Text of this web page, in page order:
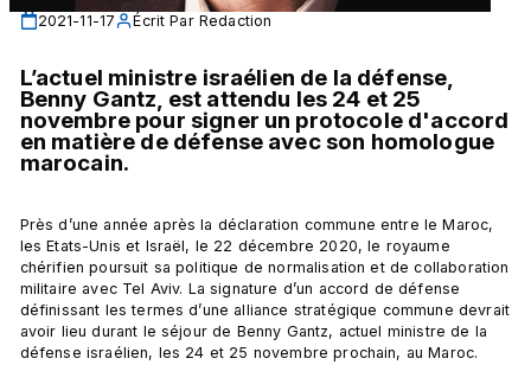
2021-11-17 Écrit Par Redaction
L’actuel ministre israélien de la défense,
Benny Gantz, est attendu les 24 et 25
novembre pour signer un protocole d'accord
en matière de défense avec son homologue
marocain.
Près d’une année après la déclaration commune entre le Maroc,
les Etats-Unis et Israël, le 22 décembre 2020, le royaume
chérifien poursuit sa politique de normalisation et de collaboration
militaire avec Tel Aviv. La signature d’un accord de défense
définissant les termes d’une alliance stratégique commune devrait
avoir lieu durant le séjour de Benny Gantz, actuel ministre de la
défense israélien, les 24 et 25 novembre prochain, au Maroc.